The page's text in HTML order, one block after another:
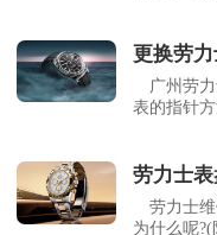
更换劳
广州劳力
表的指针方
劳力士
劳力士维
为什么呢?(